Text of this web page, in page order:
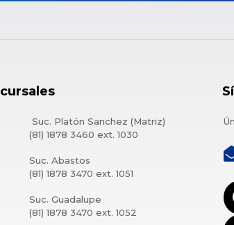
Suc. Platón Sanchez (Matriz)
(81) 1878 3460 ext. 1030
Suc. Abastos
(81) 1878 3470 ext. 1051
Suc. Guadalupe
(81) 1878 3470 ext. 1052